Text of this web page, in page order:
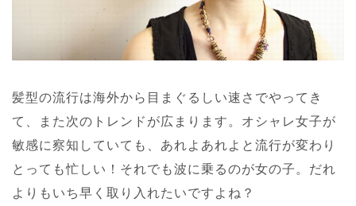
髪型の流行は海外から目まぐるしい速さでやってき
て、また次のトレンドが広まります。オシャレ女子が
敏感に察知していても、あれよあれよと流行が変わり
とっても忙しい！それでも波に乗るのが女の子。だれ
よりもいち早く取り入れたいですよね？